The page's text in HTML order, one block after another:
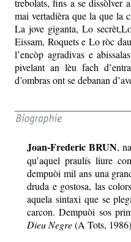
trebolats, fins a se dissòlver
mai vertadièra que la que la
La jove giganta, Lo
Eissam, Roquets e Lo ròc
l’encòp agradivas e
pivelant an lèu fach
d’ombras ont se debanan
Joan-Frederic BRUN,
qu’aquel praulís liure
dempuòi mil ans una
druda e gostosa, las
aquela sintaxi que se
carcon. Dempuòi sos
Dieu Negre(A Tots,